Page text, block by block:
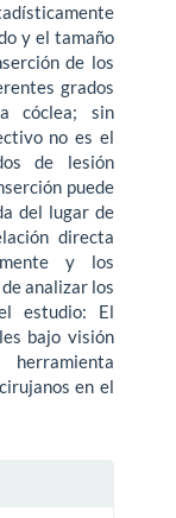
y el tamaño
de los
grados
cóclea; sin
no es el
de lesión
puede
del lugar de
directa
y los
analizar los
estudio: El
bajo visión
en el